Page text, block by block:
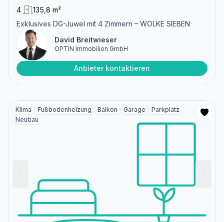
4
135,8 m²
Exklusives DG-Juwel mit 4 Zimmern – WOLKE SIEBEN
David Breitwieser
OPTIN Immobilien GmbH
Anbieter kontaktieren
Klima Fußbodenheizung Balkon Garage
Parkplatz
Neubau